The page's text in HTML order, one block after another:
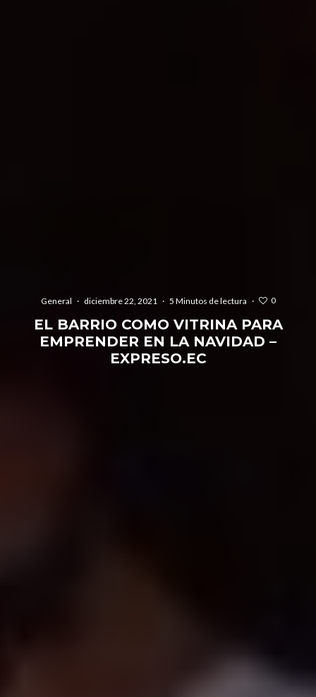
General · diciembre 22, 2021 · 5 Minutos de lectura · 0
EL BARRIO COMO VITRINA PARA
EMPRENDER EN LA NAVIDAD –
EXPRESO.EC